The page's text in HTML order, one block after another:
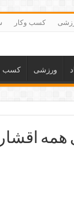
کسب وکار
ورزشی کسب
همه